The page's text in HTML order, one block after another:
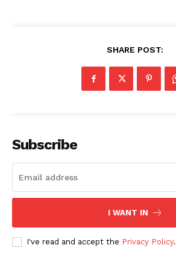
SHARE POST:
Subscribe
I WANT IN
I've read and accept the Privacy Policy.